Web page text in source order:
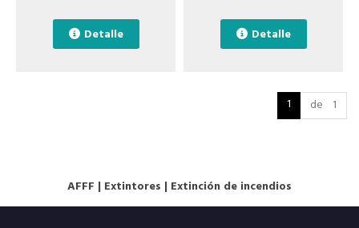
Detalle Detalle
1 de 1
AFFF | Extintores | Extinción de incendios